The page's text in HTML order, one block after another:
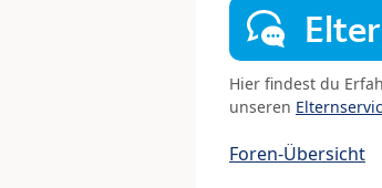
Hier findest du
unseren
Foren-Übersicht